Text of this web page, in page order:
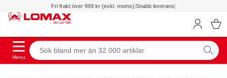
Fri frakt över 999 kr (exkl. moms)|Snabb leverans|
Menu